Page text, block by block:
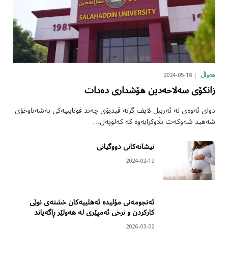
هەواڵ 2024-05-18
زانکۆی سەلاحەدین هۆشداری دەدات
دوای ئەوەی لە ئەربیل لایف گرتە ڤیدیۆی چەند قوتابییەکی بەشەناوخۆی
شەهید شەوکەت بڵاوکرایەوە کە کەلوپەل…
نیشانەکانی دووگیانی
2024-02-12
ئەنجومەنی مۆلیدە ئەهلییەکان خشتەی نوێی
کارکردن و نرخی ئەمپێری لە هەولێر ڕاگەیاند
2026-03-02